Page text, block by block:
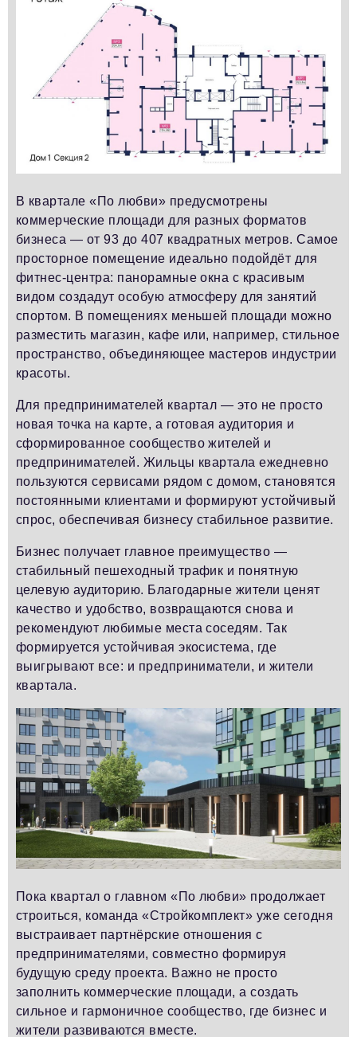
В квартале «По любви» предусмотрены
коммерческие площади для разных форматов
бизнеса — от 93 до 407 квадратных метров. Самое
просторное помещение идеально подойдёт для
фитнес-центра: панорамные окна с красивым
видом создадут особую атмосферу для занятий
спортом. В помещениях меньшей площади можно
разместить магазин, кафе или, например, стильное
пространство, объединяющее мастеров индустрии
красоты.
Для предпринимателей квартал — это не просто
новая точка на карте, а готовая аудитория и
сформированное сообщество жителей и
предпринимателей. Жильцы квартала ежедневно
пользуются сервисами рядом с домом, становятся
постоянными клиентами и формируют устойчивый
спрос, обеспечивая бизнесу стабильное развитие.
Бизнес получает главное преимущество —
стабильный пешеходный трафик и понятную
целевую аудиторию. Благодарные жители ценят
качество и удобство, возвращаются снова и
рекомендуют любимые места соседям. Так
формируется устойчивая экосистема, где
выигрывают все: и предприниматели, и жители
квартала.
Пока квартал о главном «По любви» продолжает
строиться, команда «Стройкомплект» уже сегодня
выстраивает партнёрские отношения с
предпринимателями, совместно формируя
будущую среду проекта. Важно не просто
заполнить коммерческие площади, а создать
сильное и гармоничное сообщество, где бизнес и
жители развиваются вместе.